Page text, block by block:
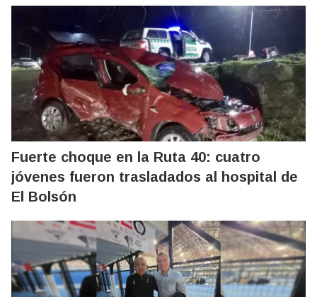
Fuerte choque en la Ruta 40: cuatro
jóvenes fueron trasladados al hospital de
El Bolsón